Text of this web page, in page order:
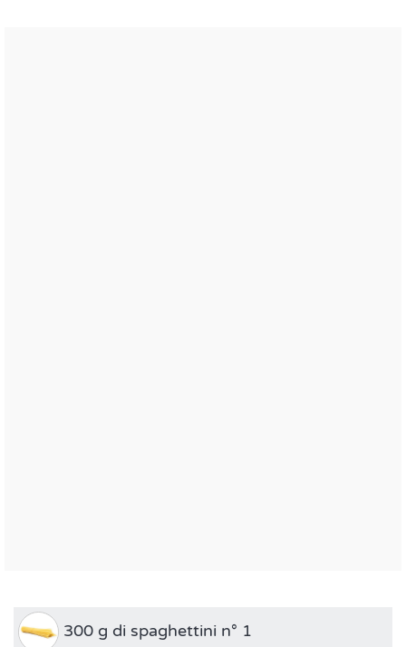
300 g di spaghettini n° 1